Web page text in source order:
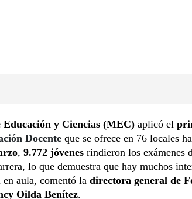
y Ciencias (MEC) aplicó el
Docente que se ofrece en 76 locales
, 9.772 jóvenes rindieron los exámenes
lo que demuestra que hay muchos
aula, comentó la directora general de
Oilda Benítez.